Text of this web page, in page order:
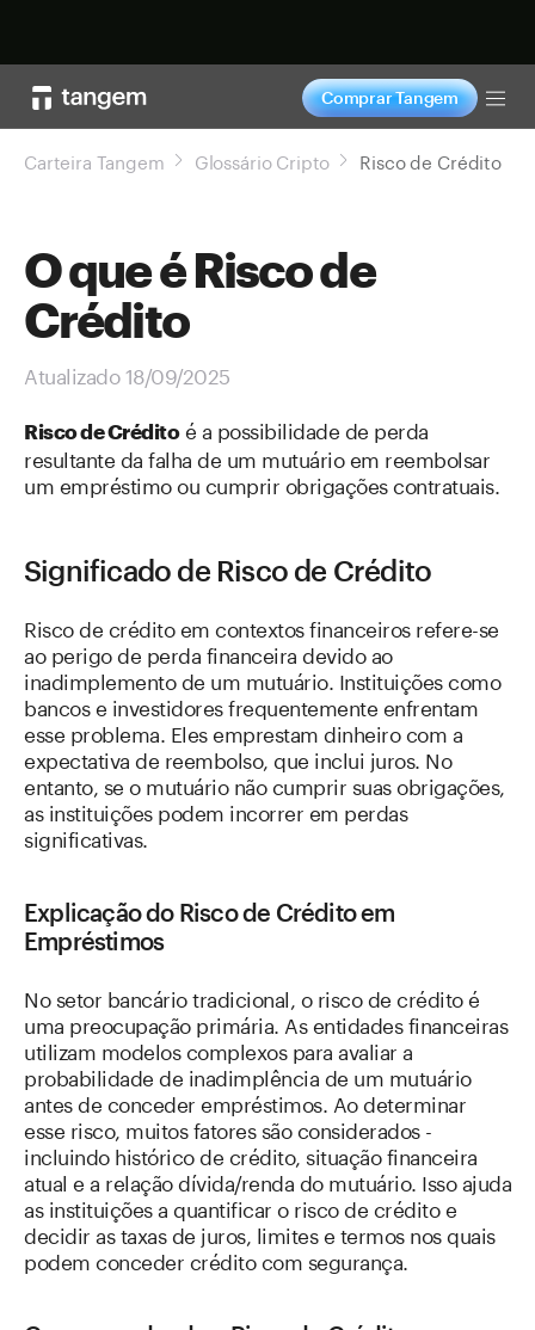
Comprar Tangem
Carteira Tangem Glossário Cripto Risco de Crédito
O que é Risco de
Crédito
Atualizado 18/09/2025
Risco de Créditoé a possibilidade de perda
resultante da falha de um mutuário em reembolsar
um empréstimo ou cumprir obrigações contratuais.
Significado de Risco de Crédito
Risco de crédito em contextos financeiros refere-se
ao perigo de perda financeira devido ao
inadimplemento de um mutuário. Instituições como
bancos e investidores frequentemente enfrentam
esse problema. Eles emprestam dinheiro com a
expectativa de reembolso, que inclui juros. No
entanto, se o mutuário não cumprir suas obrigações,
as instituições podem incorrer em perdas
significativas.
Explicação do Risco de Crédito em
Empréstimos
No setor bancário tradicional, o risco de crédito é
uma preocupação primária. As entidades financeiras
utilizam modelos complexos para avaliar a
probabilidade de inadimplência de um mutuário
antes de conceder empréstimos. Ao determinar
esse risco, muitos fatores são considerados -
incluindo histórico de crédito, situação financeira
atual e a relação dívida/renda do mutuário. Isso ajuda
as instituições a quantificar o risco de crédito e
decidir as taxas de juros, limites e termos nos quais
podem conceder crédito com segurança.